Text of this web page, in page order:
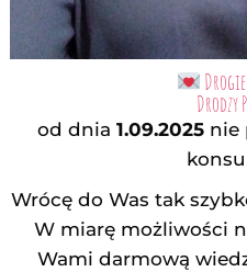
informacje
16:42
Drodzy
od dnia 1.09.2025 nie
Wrócę do Was tak
W miarę możliwości
Wami darmową